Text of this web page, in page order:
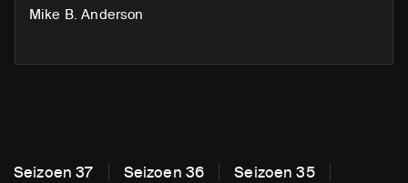
Mike B. Anderson
Seizoen 37 Seizoen 36
Seizoen 35